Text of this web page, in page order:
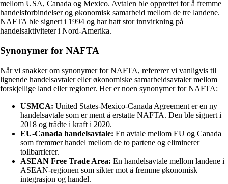
mellom USA, Canada og Mexico. Avtalen ble opprettet for å fremme
handelsforbindelser og økonomisk samarbeid mellom de tre landene.
NAFTA ble signert i 1994 og har hatt stor innvirkning på
handelsaktiviteter i Nord-Amerika.
Synonymer for NAFTA
Når vi snakker om synonymer for NAFTA, refererer vi vanligvis til
lignende handelsavtaler eller økonomiske samarbeidsavtaler mellom
forskjellige land eller regioner. Her er noen synonymer for NAFTA:
USMCA: United States-Mexico-Canada Agreement er en ny
handelsavtale som er ment å erstatte NAFTA. Den ble signert i
2018 og trådte i kraft i 2020.
EU-Canada handelsavtale: En avtale mellom EU og Canada
som fremmer handel mellom de to partene og eliminerer
tollbarrierer.
ASEAN Free Trade Area: En handelsavtale mellom landene i
ASEAN-regionen som sikter mot å fremme økonomisk
integrasjon og handel.